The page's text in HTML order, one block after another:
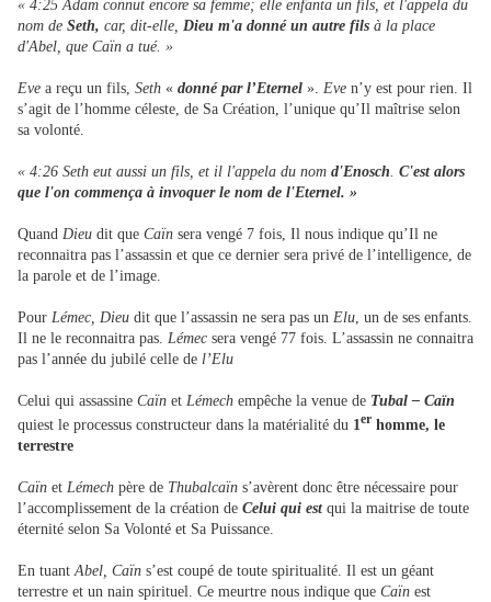
« 4:25 Adam connut encore sa femme; elle enfanta un fils, et l'appela du
nom de Seth, car, dit-elle, Dieu m'a donné un autre fils à la place
d'Abel, que Caïn a tué. »
Eve a reçu un fils, Seth « donné par l’Eternel ». Eve n’y est pour rien. Il
s’agit de l’homme céleste, de Sa Création, l’unique qu’Il maîtrise selon
sa volonté.
« 4:26 Seth eut aussi un fils, et il l'appela du nom d'Enosch C'est alors
que l'on commença à invoquer le nom de l'Eternel. »
Quand Dieu dit que Caïn sera vengé 7 fois, Il nous indique qu’Il ne
reconnaitra pas l’assassin et que ce dernier sera privé de l’intelligence, de
la parole et de l’image.
Pour Lémec, Dieu dit que l’assassin ne sera pas un Elu , un de ses enfants.
Il ne le reconnaitra pas. Lémec sera vengé 77 fois. L’assassin ne connaitra
pas l’année du jubilé celle de l’Elu
Celui qui assassine Caïn et Lémech empêche la venue de Tubal – Caïn
quiest le processus constructeur dans la matérialité du 1er homme, le
terrestre
Caïn et Lémech père de Thubalcaïn s’avèrent donc être nécessaire pour
l’accomplissement de la création de Celui qui estqui la maitrise de toute
éternité selon Sa Volonté et Sa Puissance.
En tuant Abel, Caïn s’est coupé de toute spiritualité. Il est un géant
terrestre et un nain spirituel. Ce meurtre nous indique que Caïn est